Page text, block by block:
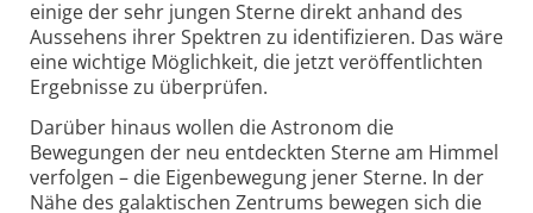
einige der sehr jungen Sterne direkt anhand des
Aussehens ihrer Spektren zu identifizieren. Das wäre
eine wichtige Möglichkeit, die jetzt veröffentlichten
Ergebnisse zu überprüfen.
Darüber hinaus wollen die Astronom die
Bewegungen der neu entdeckten Sterne am Himmel
verfolgen – die Eigenbewegung jener Sterne. In der
Nähe des galaktischen Zentrums bewegen sich die